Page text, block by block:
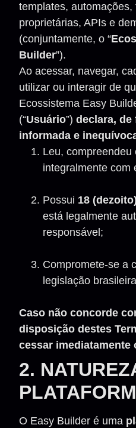
templates, automações,
proprietárias, APIs e
(conjuntamente, o “
Builder”).
Ao acessar, navegar,
utilizar ou interagir de
Ecossistema Easy
(“Usuário”) declara, de
informada e
Leu, compreendeu
integralmente com
Possui 18
está legalmente
responsável;
Compromete-se a
legislação
Caso não concorde
disposição destes
cessar imediatamente
2.
O Easy Builder é uma